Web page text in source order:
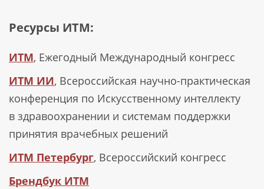
Ресурсы ИТМ:
ИТМ, Ежегодный Международный конгресс
ИТМ ИИ, Всероссийская научно-практическая
конференция по Искусственному интеллекту
в здравоохранении и системам поддержки
принятия врачебных решений
ИТМ Петербург, Всероссийский конгресс
Брендбук ИТМ